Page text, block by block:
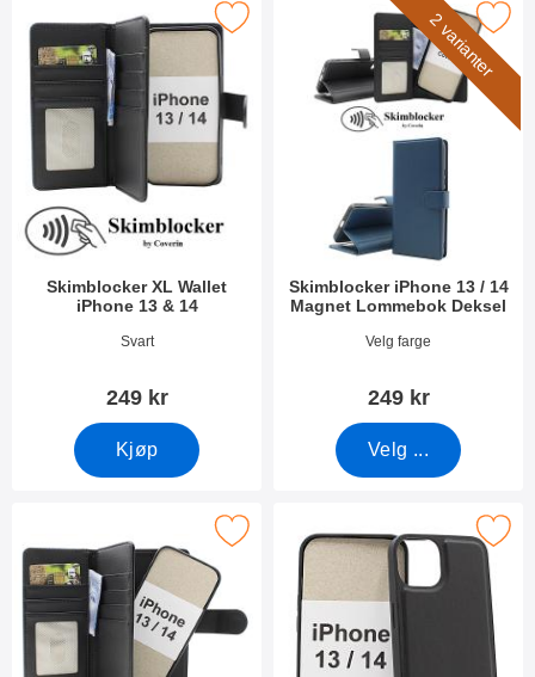
Skimblocker XL Wallet
iPhone 13 & 14
Varenummer 41837
Svart
249 kr
Kjøp
skimblocker XL Wallet iPhone 13 & 14 som favoritt2 varianter
Skimblocker iPhone 13 / 14
Magnet Lommebok Deksel
Varenummer 52431
Velg farge
249 kr
Velg ...
Merk skimblocker iPhone 13 / 14
iPhone 13 / 14 XL Magnet Lommebok Deksel som
Merk magnet Deksel